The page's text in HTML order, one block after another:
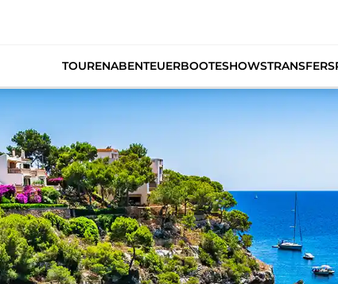
TOURENABENTEUERBOOTESHOWSTRANSFERS